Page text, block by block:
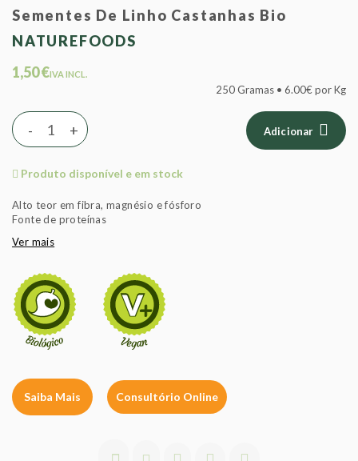
Sementes De Linho Castanhas Bio
NATUREFOODS
1,50 €IVA INCL.
250 Gramas • 6.00€ por Kg
+
- Adicionar
Produto disponível e em stock
Alto teor em fibra, magnésio e fósforo
Fonte de proteínas
Ver mais
Saiba Mais Consultório Online